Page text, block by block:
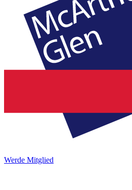
Werde Mitglied